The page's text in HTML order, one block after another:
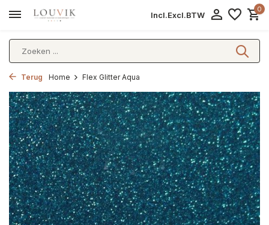
Incl.Excl.BTW
0
Terug Home Flex Glitter Aqua